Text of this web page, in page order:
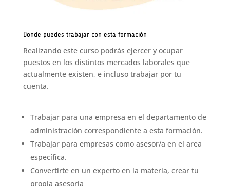
Donde puedes trabajar con esta formación
Realizando este curso podrás ejercer y ocupar
puestos en los distintos mercados laborales que
actualmente existen, e incluso trabajar por tu
cuenta.
Trabajar para una empresa en el departamento de
administración correspondiente a esta formación.
Trabajar para empresas como asesor/a en el area
específica.
Convertirte en un experto en la materia, crear tu
propia asesoría